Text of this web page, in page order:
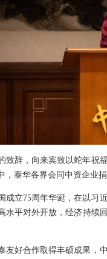
致辞，向来宾致以蛇年祝
泰华各界会同中资企业
成立75周年华诞，在以
水平对外开放，经济持续
友好合作取得丰硕成果，